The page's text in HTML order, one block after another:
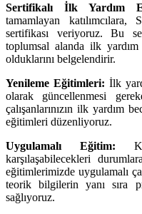
Sertifikalı İlk Yardım
tamamlayan
sertifikası veriyoruz. Bu
toplumsal alanda ilk
olduklarını belgelendirir.
Yenileme Eğitimleri: İlk
olarak güncellenmesi
çalışanlarınızın ilk yardım
eğitimleri düzenliyoruz.
Uygulamalı Eğitim:
karşılaşabilecekleri
eğitimlerimizde uygulamalı
teorik bilgilerin yanı sıra
sağlıyoruz.